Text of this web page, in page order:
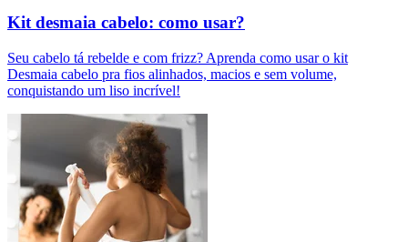
Kit desmaia cabelo: como usar?
Seu cabelo tá rebelde e com frizz? Aprenda como usar o kit
Desmaia cabelo pra fios alinhados, macios e sem volume,
conquistando um liso incrível!